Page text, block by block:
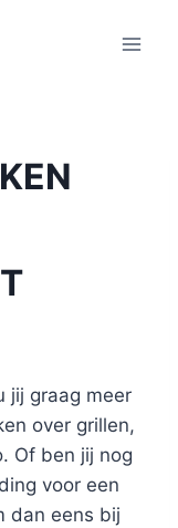
jij graag meer
over grillen,
Of ben jij nog
voor een
dan eens bij